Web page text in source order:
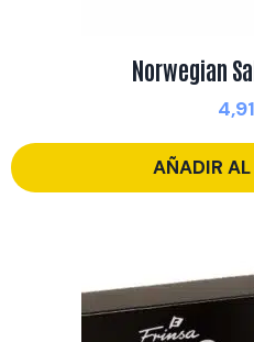
Norwegian
4,91
AÑADIR